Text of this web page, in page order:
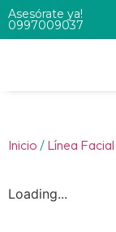
Asesórate ya!
0997009037
Inicio / Línea Facial
Loading...